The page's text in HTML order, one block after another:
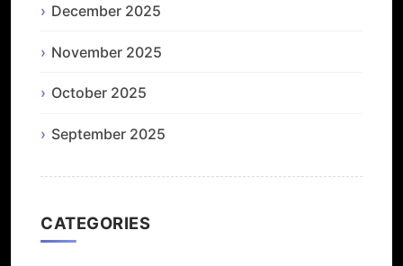
December 2025
November 2025
October 2025
September 2025
CATEGORIES